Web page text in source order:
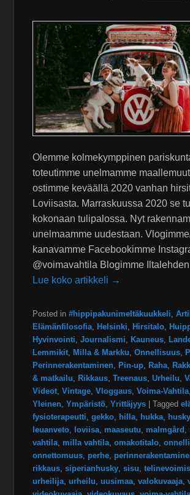
Olemme kolmekymppinen
toteutimme unelmamme
ostimme keväällä 2020 vanhan
Loviisasta. Marraskuussa 2020 se
kokonaan tulipalossa. Nyt
unelmaamme uudestaan.
kanavamme Facebookimme
@voimavahtila Blogimme Iltalehden
Lue koko artikkeli →
Posted in #hippipakunimeltäkuukkeli,
Elämänfilosofia, Helsinki, Hirsitalo,
Hyvinvointi,Journalismi, Kauneus,
Lemmikit, Milla & Markku,Onnellisuus,
Perinnerakentaminen, Pin-up, Raha,
& matkailu, Rikkaus,Treenaus,Urheilu,
Videot,Vintage,Vloggaus,Voima-Vahtila
Yleinen,Ympäristö,Yrittäjyys |Tagged
fysioterapeutti,gekko, hilla, hukka, husky
leuanveto, loviisa, maaseutu, malmgård ,
vahtila, milla vahtila,omakotitalo,
onnettomuus, perhe,
rikkaus,siperianhusky,sisu,
urheilija,urheilu,uusimaa,valokuvaaja,